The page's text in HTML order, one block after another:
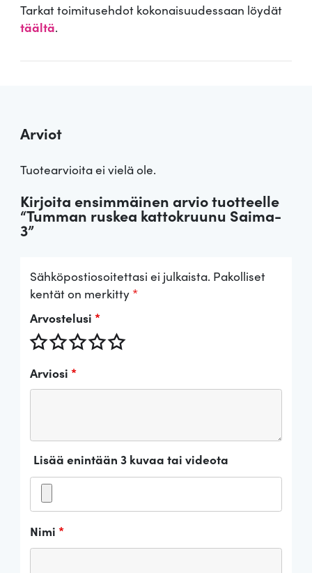
Tarkat toimitusehdot kokonaisuudessaan löydät
täältä.
Arviot
Tuotearvioita ei vielä ole.
Kirjoita ensimmäinen arvio tuotteelle
“Tumman ruskea kattokruunu Saima-
3”
Sähköpostiosoitettasi ei julkaista. Pakolliset
kentät on merkitty *
Arvostelusi *
Arviosi *
Lisää enintään 3 kuvaa tai videota
Nimi *